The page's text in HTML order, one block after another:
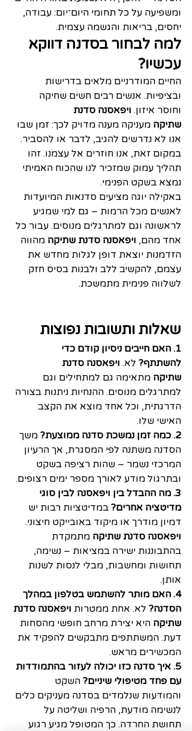
ומשפיעה על כל תחומי היום־יום: עבודה,
יחסים, בריאות והגשמה עצמית.
למה לבחור בסדנה דווקא
עכשיו?
החיים המודרניים מלאים בדרישות
ובציפיות. אנשים רבים חשים שחיקה
וחוסר איזון. ויפאסנה סדנת
שתיקה מעניקה מענה מדויק לכך: זמן שבו
אנו לא נדרשים להגיב, לדבר או להסביר.
במקום זאת, אנו חוזרים אל עצמנו. זהו
תהליך עמוק שמזכיר לנו שהכוח האמיתי
נמצא בשקט הפנימי.
באקילה יוגה מציעים סדנאות המיועדות
לאנשים מכל הרמות – גם למי שמגיע
לראשונה וגם למתרגלים מנוסים. עבור כל
אחד מהם, ויפאסנה סדנת שתיקה מהווה
הזדמנות יוצאת דופן לגלות מחדש את
עצמם, להקשיב ללב ולבנות בסיס חזק
לשלווה פנימית מתמשכת.
שאלות ותשובות נפוצות
1. האם חייבים ניסיון קודם כדי
להשתתף? לא. ויפאסנה סדנת
שתיקה מתאימה גם למתחילים וגם
למתרגלים מנוסים. ההנחיות ניתנות בצורה
הדרגתית, וכל אחד מוצא את הקצב
האישי שלו.
2. כמה זמן נמשכת סדנה ממוצעת?
משך
הסדנה משתנה לפי המסגרת, אך הרעיון
המרכזי נשמר – שהות רציפה בשקט
ובתרגול מודע לאורך מספר ימים רצופים.
3. מה ההבדל בין ויפאסנה לבין סוגי
מדיטציה אחרים? במדיטציות רבות יש
דמיון מודרך או מיקוד באובייקט חיצוני.
ויפאסנה סדנת שתיקה מתמקדת
בהתבוננות ישירה במציאות – נשימה,
תחושות ומחשבות, מבלי לנסות לשנות
אותן.
4. האם מותר להשתמש בטלפון במהלך
הסדנה? לא. אחת ממטרות ויפאסנה סדנת
שתיקה היא יצירת מרחב חופשי מהסחות
דעת. המשתתפים מתבקשים להפקיד את
המכשירים מראש.
5. איך סדנה כזו יכולה לעזור בהתמודדות
עם פחד מטיפולי שיניים? השקט
והמודעות שנלמדים בסדנה מעניקים כלים
לנשימה מודעת, הרפיה ושליטה על
תחושת החרדה. כך המטופל מגיע רגוע